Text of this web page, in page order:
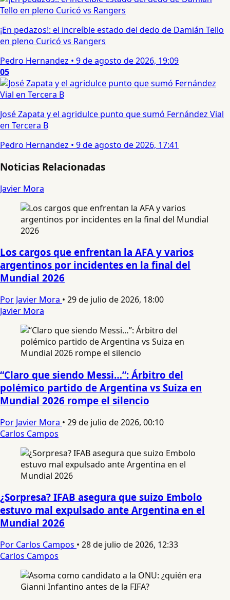
¡En pedazos!: el increíble estado del dedo de Damián Tello
en pleno Curicó vs Rangers
Pedro Hernandez • 9 de agosto de 2026, 19:09
05
José Zapata y el agridulce punto que sumó Fernández Vial
en Tercera B
Pedro Hernandez • 9 de agosto de 2026, 17:41
Noticias Relacionadas
Javier Mora
Los cargos que enfrentan la AFA y varios
argentinos por incidentes en la final del
Mundial 2026
Por Javier Mora • 29 de julio de 2026, 18:00
Javier Mora
“Claro que siendo Messi…”: Árbitro del
polémico partido de Argentina vs Suiza en
Mundial 2026 rompe el silencio
Por Javier Mora • 29 de julio de 2026, 00:10
Carlos Campos
¿Sorpresa? IFAB asegura que suizo Embolo
estuvo mal expulsado ante Argentina en el
Mundial 2026
Por Carlos Campos • 28 de julio de 2026, 12:33
Carlos Campos